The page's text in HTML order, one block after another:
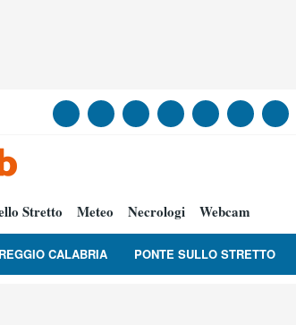
Stretto Meteo Necrologi Webcam
CALABRIA PONTE SULLO STRETTO